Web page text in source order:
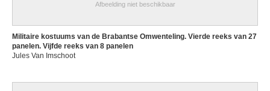
Afbeelding niet beschikbaar
Militaire kostuums van de Brabantse Omwenteling. Vierde reeks van 27
panelen. Vijfde reeks van 8 panelen
Jules Van Imschoot